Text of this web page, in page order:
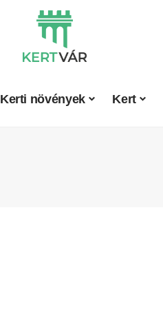
Kerti növények Kert